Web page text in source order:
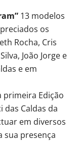
13 modelos
os
Rocha, Cris
João Jorge e
e em
primeira Edição
das Caldas da
em diversos
sua presença